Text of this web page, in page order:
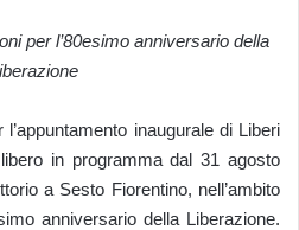
per l’80esimo anniversario della
inaugurale di Liberi
in programma dal 31 agosto
a Sesto Fiorentino, nell’ambito
anniversario della Liberazione.